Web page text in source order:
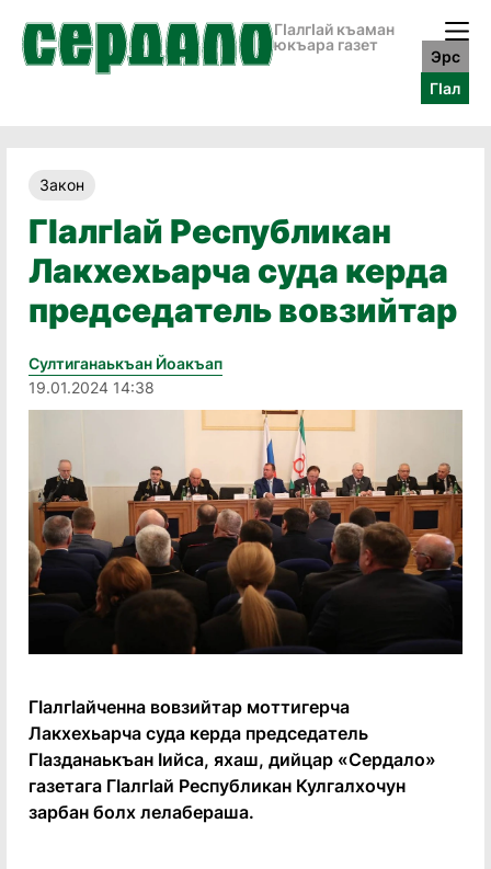
ГӀалгӀай къаман
юкъара газет
Эрс
ГӀал
Закон
ГӀалгӀай Республикан
Лакхехьарча суда керда
председатель вовзийтар
Султиганаькъан Йоакъап
19.01.2024 14:38
ГӀалгӀайченна вовзийтар моттигерча
Лакхехьарча суда керда председатель
ГӀазданаькъан Ӏийса, яхаш, дийцар «Сердало»
газетага ГӀалгӀай Республикан Кулгалхочун
зарбан болх лелабераша.